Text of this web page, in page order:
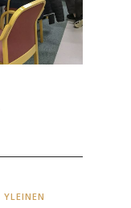
YLEINEN